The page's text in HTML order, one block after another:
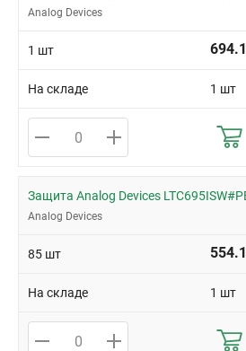
Analog Devices
1 шт
На складе 1 шт
Защита Analog Devices
Analog Devices
85 шт
На складе 1 шт